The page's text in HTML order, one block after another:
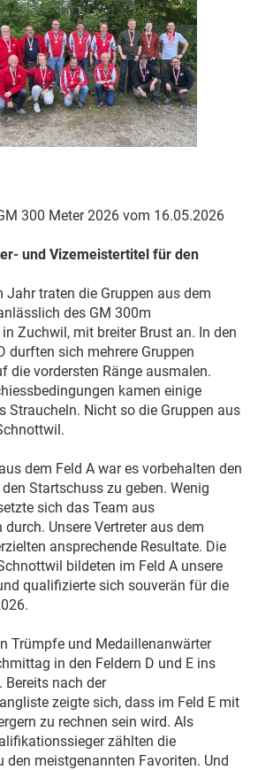
300 Meter 2026 vom 16.05.2026
und Vizemeistertitel für den
Jahr traten die Gruppen aus dem
des GM 300m
Zuchwil, mit breiter Brust an. In den
durften sich mehrere Gruppen
die vordersten Ränge ausmalen.
kamen einige
Straucheln. Nicht so die Gruppen aus
dem Feld A war es vorbehalten den
Startschuss zu geben. Wenig
sich das Team aus
durch. Unsere Vertreter aus dem
ansprechende Resultate. Die
bildeten im Feld A unsere
qualifizierte sich souverän für die
Trümpfe und Medaillenanwärter
in den Feldern D und E ins
Bereits nach der
zeigte sich, dass im Feld E mit
zu rechnen sein wird. Als
zählten die
den meistgenannten Favoriten. Und